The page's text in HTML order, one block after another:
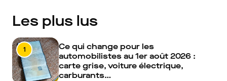
Les plus lus
1
Ce qui change pour les
automobilistes au 1er août 2026 :
carte grise, voiture électrique,
carburants…